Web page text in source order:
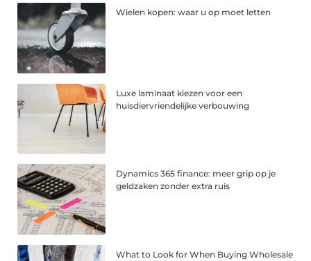
Wielen kopen: waar u op moet letten
Luxe laminaat kiezen voor een
huisdiervriendelijke verbouwing
Dynamics 365 finance: meer grip op je
geldzaken zonder extra ruis
What to Look for When Buying Wholesale